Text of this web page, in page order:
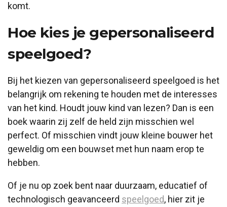
komt.
Hoe kies je gepersonaliseerd
speelgoed?
Bij het kiezen van gepersonaliseerd speelgoed is het
belangrijk om rekening te houden met de interesses
van het kind. Houdt jouw kind van lezen? Dan is een
boek waarin zij zelf de held zijn misschien wel
perfect. Of misschien vindt jouw kleine bouwer het
geweldig om een bouwset met hun naam erop te
hebben.
Of je nu op zoek bent naar duurzaam, educatief of
technologisch geavanceerd speelgoed, hier zit je